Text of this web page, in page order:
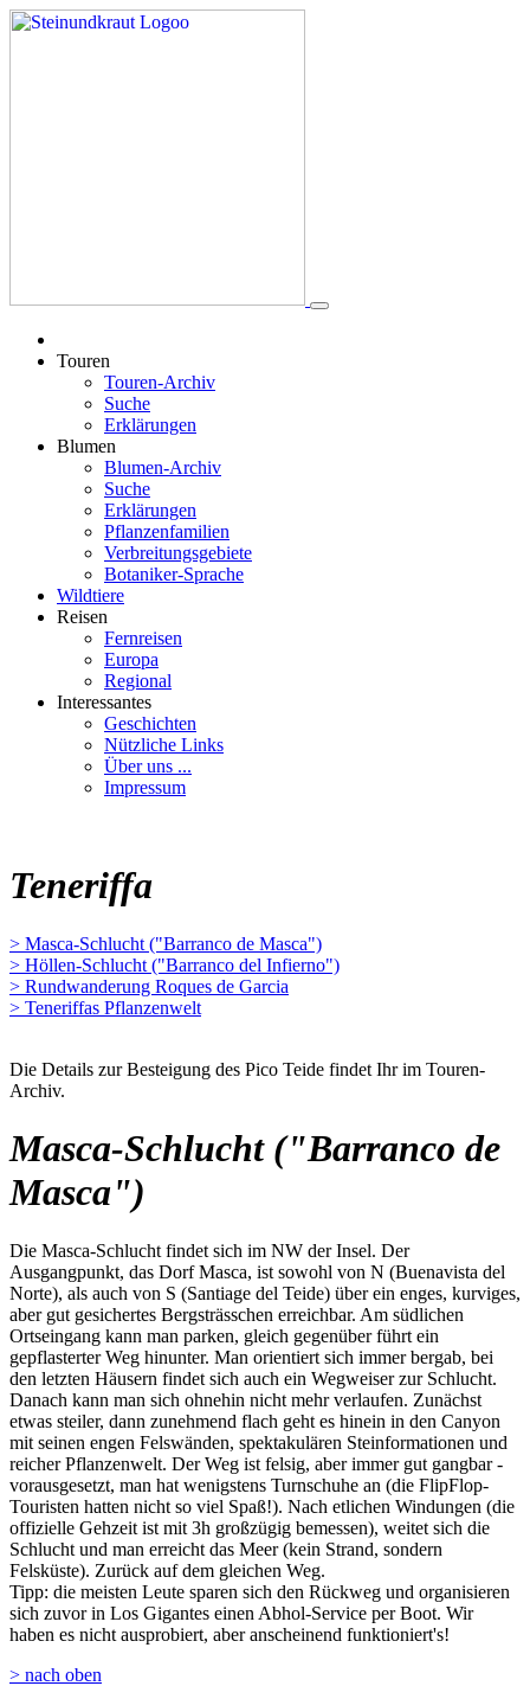
Touren
Touren-Archiv
Suche
Erklärungen
Blumen
Blumen-Archiv
Suche
Erklärungen
Pflanzenfamilien
Verbreitungsgebiete
Botaniker-Sprache
Wildtiere
Reisen
Fernreisen
Europa
Regional
Interessantes
Geschichten
Nützliche Links
Über uns ...
Impressum
Teneriffa
> Masca-Schlucht ("Barranco de Masca")
> Höllen-Schlucht ("Barranco del Infierno")
> Rundwanderung Roques de Garcia
> Teneriffas Pflanzenwelt
Die Details zur Besteigung des Pico Teide findet Ihr im Touren-
Archiv.
Masca-Schlucht ("Barranco de
Masca")
Die Masca-Schlucht findet sich im NW der Insel. Der
Ausgangpunkt, das Dorf Masca, ist sowohl von N (Buenavista del
Norte), als auch von S (Santiage del Teide) über ein enges, kurviges,
aber gut gesichertes Bergsträsschen erreichbar. Am südlichen
Ortseingang kann man parken, gleich gegenüber führt ein
gepflasterter Weg hinunter. Man orientiert sich immer bergab, bei
den letzten Häusern findet sich auch ein Wegweiser zur Schlucht.
Danach kann man sich ohnehin nicht mehr verlaufen. Zunächst
etwas steiler, dann zunehmend flach geht es hinein in den Canyon
mit seinen engen Felswänden, spektakulären Steinformationen und
reicher Pflanzenwelt. Der Weg ist felsig, aber immer gut gangbar -
vorausgesetzt, man hat wenigstens Turnschuhe an (die FlipFlop-
Touristen hatten nicht so viel Spaß!). Nach etlichen Windungen (die
offizielle Gehzeit ist mit 3h großzügig bemessen), weitet sich die
Schlucht und man erreicht das Meer (kein Strand, sondern
Felsküste). Zurück auf dem gleichen Weg.
Tipp: die meisten Leute sparen sich den Rückweg und organisieren
sich zuvor in Los Gigantes einen Abhol-Service per Boot. Wir
haben es nicht ausprobiert, aber anscheinend funktioniert's!
> nach oben